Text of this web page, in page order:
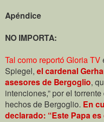
Apéndice
NO IMPORTA:
Tal como reportó Gloria TV
Spiegel, el cardenal
asesores de Bergoglio,
intenciones,” por el
hechos de Bergoglio. En
declarado: “Este Papa